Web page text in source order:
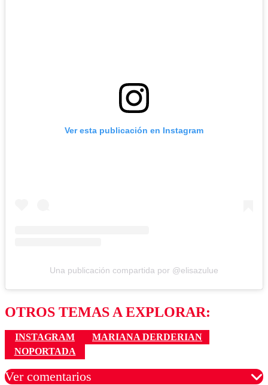
Ver esta publicación en Instagram
Una publicación compartida por @elisazulue
OTROS TEMAS A EXPLORAR:
INSTAGRAM
MARIANA DERDERIAN
NOPORTADA
Ver comentarios